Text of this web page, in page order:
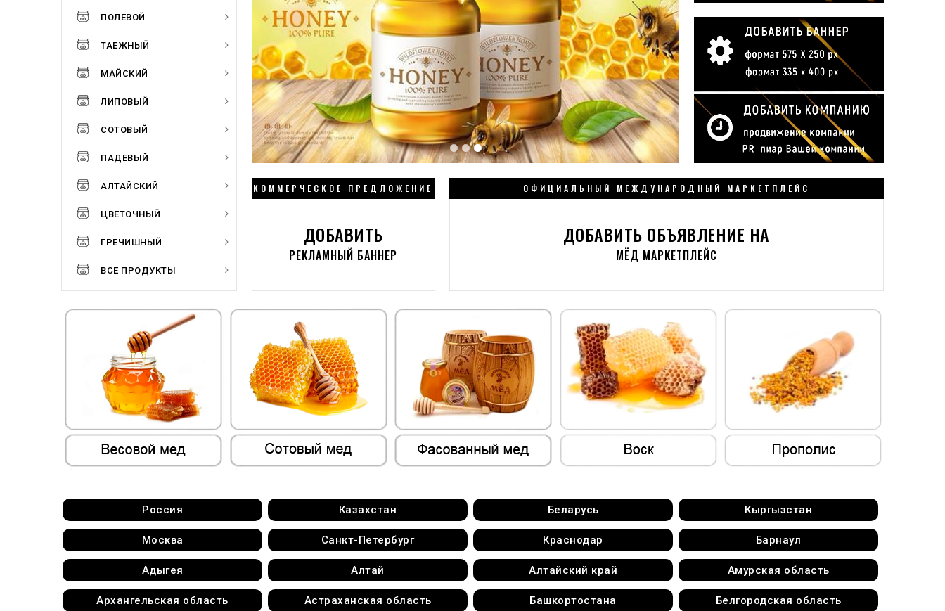
ПОЛЕВОЙ
ТАЕЖНЫЙ
МАЙСКИЙ
ЛИПОВЫЙ
СОТОВЫЙ
ПАДЕВЫЙ
АЛТАЙСКИЙ
ЦВЕТОЧНЫЙ
ГРЕЧИШНЫЙ
ВСЕ ПРОДУКТЫ
КОММЕРЧЕСКОЕ ПРЕДЛОЖЕНИЕ
ДОБАВИТЬ
РЕКЛАМНЫЙ БАННЕР
ОФИЦИАЛЬНЫЙ МЕЖДУНАРОДНЫЙ МАРКЕТПЛЕЙС
ДОБАВИТЬ ОБЪЯВЛЕНИЕ НА
МЁД МАРКЕТПЛЕЙС
Россия Казахстан Беларусь Кыргызстан
Москва Санкт-Петербург Краснодар Барнаул
Адыгея Алтай Алтайский край Амурская область
Архангельская область Астраханская область Башкортостанa Белгородская область